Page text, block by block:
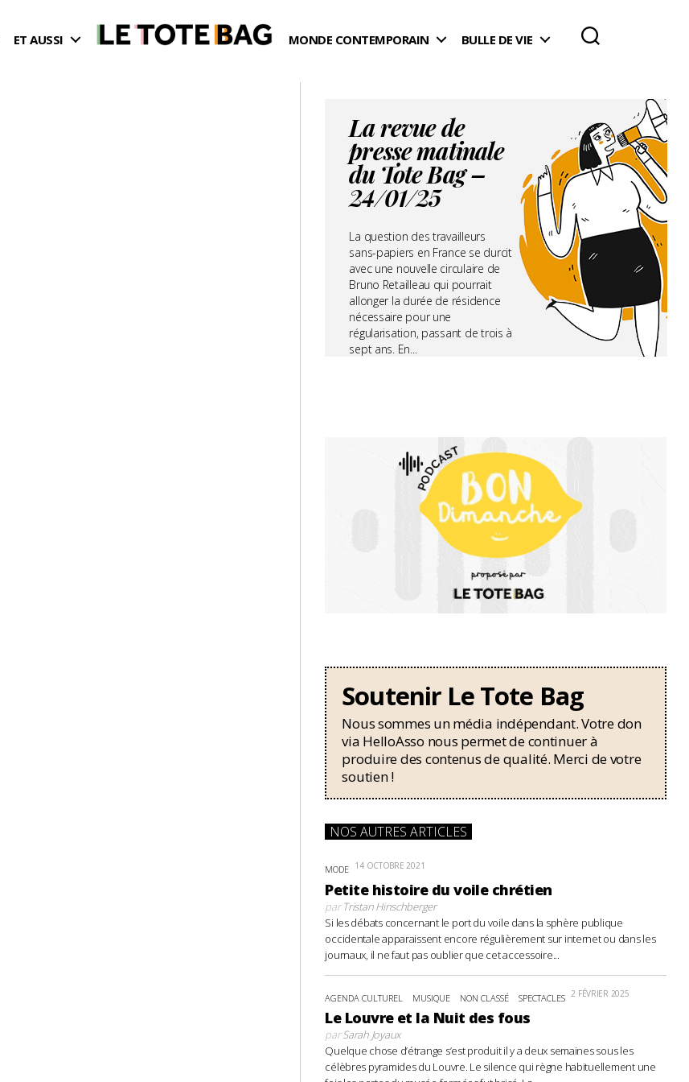
ET AUSSI MONDE CONTEMPORAIN BULLE DE VIE
La revue de
presse matinale
du Tote Bag –
24/01/25
La question des travailleurs
sans-papiers en France se durcit
avec une nouvelle circulaire de
Bruno Retailleau qui pourrait
allonger la durée de résidence
nécessaire pour une
régularisation, passant de trois à
sept ans. En...
Soutenir Le Tote Bag
Nous sommes un média indépendant. Votre don
via HelloAsso nous permet de continuer à
produire des contenus de qualité. Merci de votre
soutien !
NOS AUTRES ARTICLES
MODE 14 OCTOBRE 2021
Petite histoire du voile chrétien
parTristan Hinschberger
Si les débats concernant le port du voile dans la sphère publique
occidentale apparaissent encore régulièrement sur internet ou dans les
journaux, il ne faut pas oublier que cet accessoire...
AGENDA CULTUREL MUSIQUE NON CLASSÉ SPECTACLES 2 FÉVRIER 2025
Le Louvre et la Nuit des fous
parSarah Joyaux
Quelque chose d’étrange s’est produit il y a deux semaines sous les
célèbres pyramides du Louvre. Le silence qui règne habituellement une